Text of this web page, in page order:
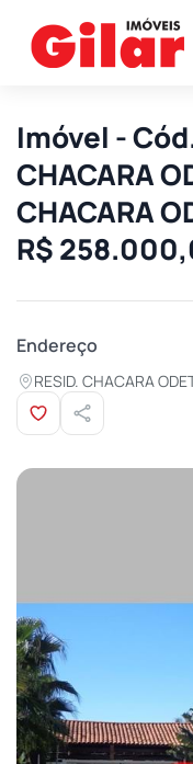
Imóvel -
CHACARA
CHACARA
R$
Endereço
RESID. CHACARA